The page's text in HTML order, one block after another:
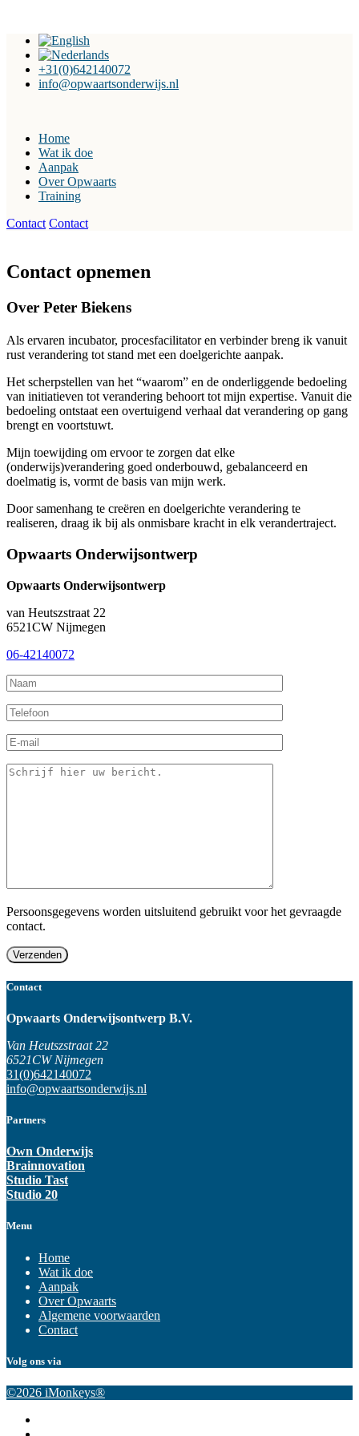
+31(0)642140072
info@opwaartsonderwijs.nl
Home
Wat ik doe
Aanpak
Over Opwaarts
Training
Contact Contact
Contact opnemen
Over Peter Biekens
Als ervaren incubator, procesfacilitator en verbinder breng ik vanuit
rust verandering tot stand met een doelgerichte aanpak.
Het scherpstellen van het “waarom” en de onderliggende bedoeling
van initiatieven tot verandering behoort tot mijn expertise. Vanuit die
bedoeling ontstaat een overtuigend verhaal dat verandering op gang
brengt en voortstuwt.
Mijn toewijding om ervoor te zorgen dat elke
(onderwijs)verandering goed onderbouwd, gebalanceerd en
doelmatig is, vormt de basis van mijn werk.
Door samenhang te creëren en doelgerichte verandering te
realiseren, draag ik bij als onmisbare kracht in elk verandertraject.
Opwaarts Onderwijsontwerp
Opwaarts Onderwijsontwerp
van Heutszstraat 22
6521CW Nijmegen
06-42140072
Persoonsgegevens worden uitsluitend gebruikt voor het gevraagde
contact.
Contact
Opwaarts Onderwijsontwerp B.V.
Van Heutszstraat 22
6521CW Nijmegen
31(0)642140072
info@opwaartsonderwijs.nl
Partners
Own Onderwijs
Brainnovation
Studio Tast
Studio 20
Menu
Home
Wat ik doe
Aanpak
Over Opwaarts
Algemene voorwaarden
Contact
Volg ons via
©2026 iMonkeys®